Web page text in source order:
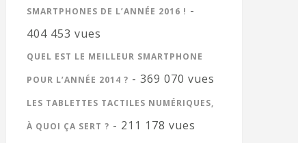
SMARTPHONES DE L’ANNÉE 2016 ! -
404 453 vues
QUEL EST LE MEILLEUR SMARTPHONE
POUR L’ANNÉE 2014 ? - 369 070 vues
LES TABLETTES TACTILES NUMÉRIQUES,
À QUOI ÇA SERT ? - 211 178 vues